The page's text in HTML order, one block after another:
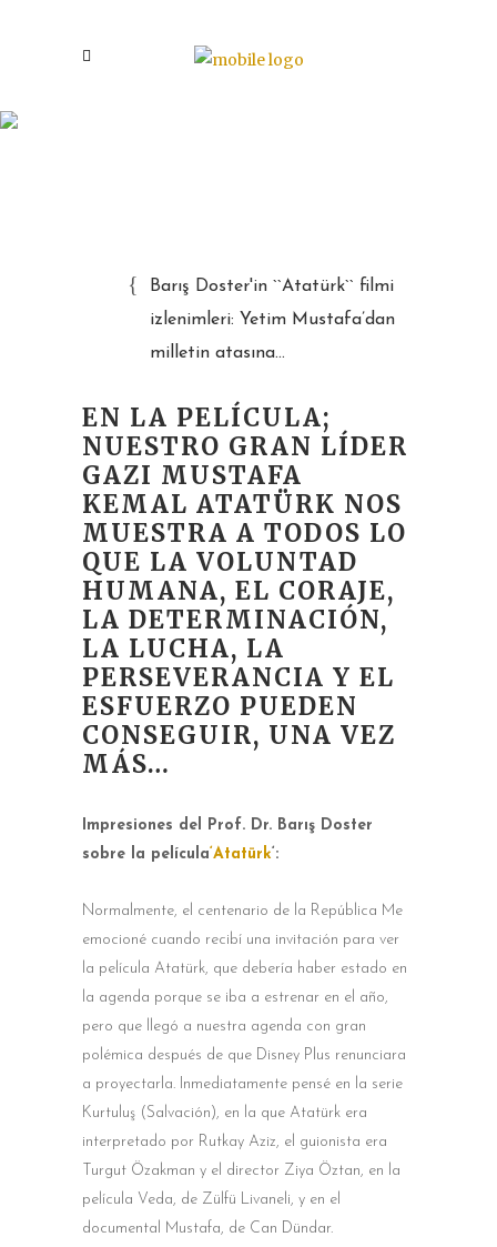
Barış Doster'in ``Atatürk`` filmi
izlenimleri: Yetim Mustafa’dan
milletin atasına...
EN LA PELÍCULA;
NUESTRO GRAN LÍDER
GAZI MUSTAFA
KEMAL ATATÜRK NOS
MUESTRA A TODOS LO
QUE LA VOLUNTAD
HUMANA, EL CORAJE,
LA DETERMINACIÓN,
LA LUCHA, LA
PERSEVERANCIA Y EL
ESFUERZO PUEDEN
CONSEGUIR, UNA VEZ
MÁS…
Impresiones del Prof. Dr. Barış Doster
sobre la película ‘Atatürk ‘:
Normalmente, el centenario de la República Me
emocioné cuando recibí una invitación para ver
la película Atatürk, que debería haber estado en
la agenda porque se iba a estrenar en el año,
pero que llegó a nuestra agenda con gran
polémica después de que Disney Plus renunciara
a proyectarla. Inmediatamente pensé en la serie
Kurtuluş (Salvación), en la que Atatürk era
interpretado por Rutkay Aziz, el guionista era
Turgut Özakman y el director Ziya Öztan, en la
película Veda, de Zülfü Livaneli, y en el
documental Mustafa, de Can Dündar.